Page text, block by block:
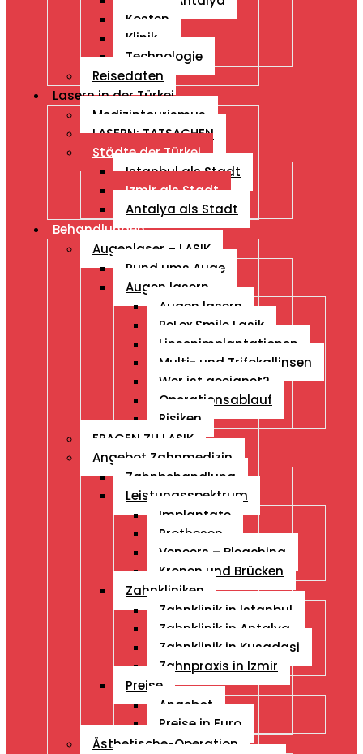
Kosten
Klinik
Technologie
Reisedaten
Lasern in der Türkei
Medizintourismus
LASERN: TATSACHEN
Städte der Türkei
Istanbul als Stadt
Izmir als Stadt
Antalya als Stadt
Behandlungen
Augenlaser – LASIK
Rund ums Auge
Augen lasern
Augen lasern
ReLex Smile Lasik
Linsenimplantationen
Multi- und Trifokallinsen
Wer ist geeignet?
Operationsablauf
Risiken
FRAGEN ZU LASIK
Angebot Zahnmedizin
Zahnbehandlung
Leistungsspektrum
Implantate
Prothesen
Veneers – Bleaching
Kronen und Brücken
Zahnkliniken
Zahnklinik in Istanbul
Zahnklinik in Antalya
Zahnklinik in Kusadasi
Zahnpraxis in Izmir
Preise
Angebot
Preise in Euro
Ästhetische-Operation